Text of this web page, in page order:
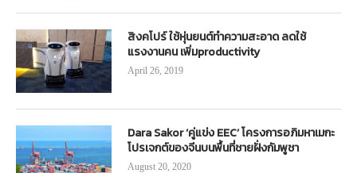
สิงคโปร์ ใช้หุ่นยนต์ทำความสะอาด ลดใช้
แรงงานคน เพิ่มproductivity
April 26, 2019
Dara Sakor ‘คู่แข่ง EEC’ โครงการอภิมหาเมกะ
โปรเจกต์ของจีนบนพื้นที่ชายฝั่งกัมพูชา
August 20, 2020